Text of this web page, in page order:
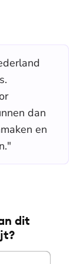
dan
en
dit